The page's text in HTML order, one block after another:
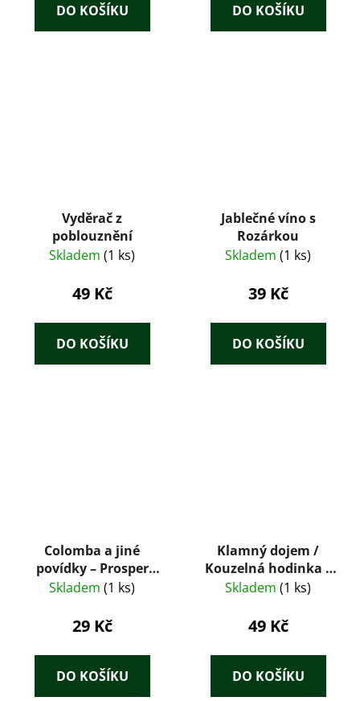
DO KOŠÍKU DO KOŠÍKU
Vyděrač z
poblouznění
Skladem (1 ks)
49 Kč
DO KOŠÍKU
Jablečné víno s
Rozárkou
Skladem (1 ks)
39 Kč
DO KOŠÍKU
Colomba a jiné
povídky – Prosper
Mérimée (1959)
Skladem (1 ks)
29 Kč
DO KOŠÍKU
Klamný dojem /
Kouzelná hodinka /
Advokát / Největší
Skladem (1 ks)
49 Kč
DO KOŠÍKU